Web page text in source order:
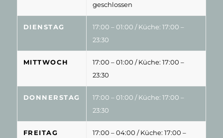
geschlossen
DIENSTAG 17:00 – 01:00 / Küche: 17:00 –
23:30
MITTWOCH 17:00 – 01:00 / Küche: 17:00 –
23:30
DONNERSTAG 17:00 – 01:00 / Küche: 17:00 –
23:30
FREITAG 17:00 – 04:00 / Küche: 17:00 –